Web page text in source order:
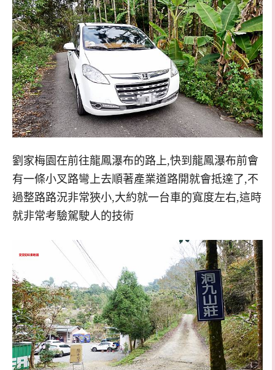
劉家梅園在前往龍鳳瀑布的路上,快到龍鳳瀑布前會
有一條小叉路彎上去順著產業道路開就會抵達了,不
過整路路況非常狹小,大約就一台車的寬度左右,這時
就非常考驗駕駛人的技術